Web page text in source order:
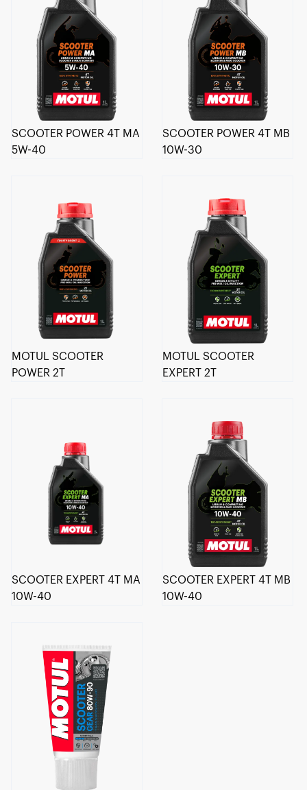
SCOOTER POWER 4T MA
5W-40
SCOOTER POWER 4T MB
10W-30
MOTUL SCOOTER
POWER 2T
MOTUL SCOOTER
EXPERT 2T
SCOOTER EXPERT 4T MA
10W-40
SCOOTER EXPERT 4T MB
10W-40